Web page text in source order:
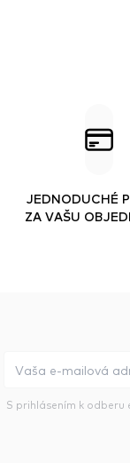
JEDNODUCHÉ
ZA VAŠU
S prihlásením k odberu